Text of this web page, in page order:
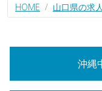
HOME 山口県の求
沖縄